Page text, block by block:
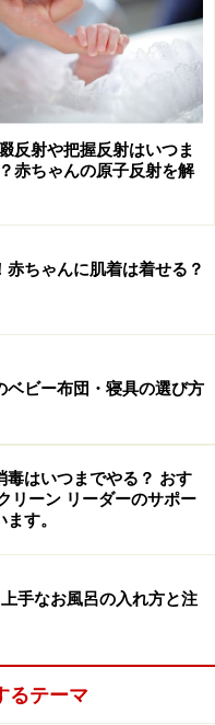
反射や把握反射はいつま
赤ちゃんの原子反射を解
ちゃんに肌着は着せる？
ベビー布団・寝具の選び方
毒はいつまでやる？ おす
リーン リーダーのサポー
す。
手なお風呂の入れ方と注
るテーマ